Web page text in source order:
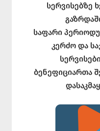
სერვისებზე
საფარი
კერძო და
ბენეფიციართა